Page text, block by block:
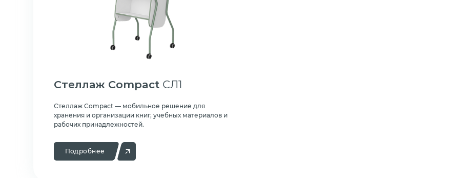
Стеллаж CompactСЛ1
Стеллаж Compact — мобильное решение для
хранения и организации книг, учебных материалов и
рабочих принадлежностей.
Подробнее